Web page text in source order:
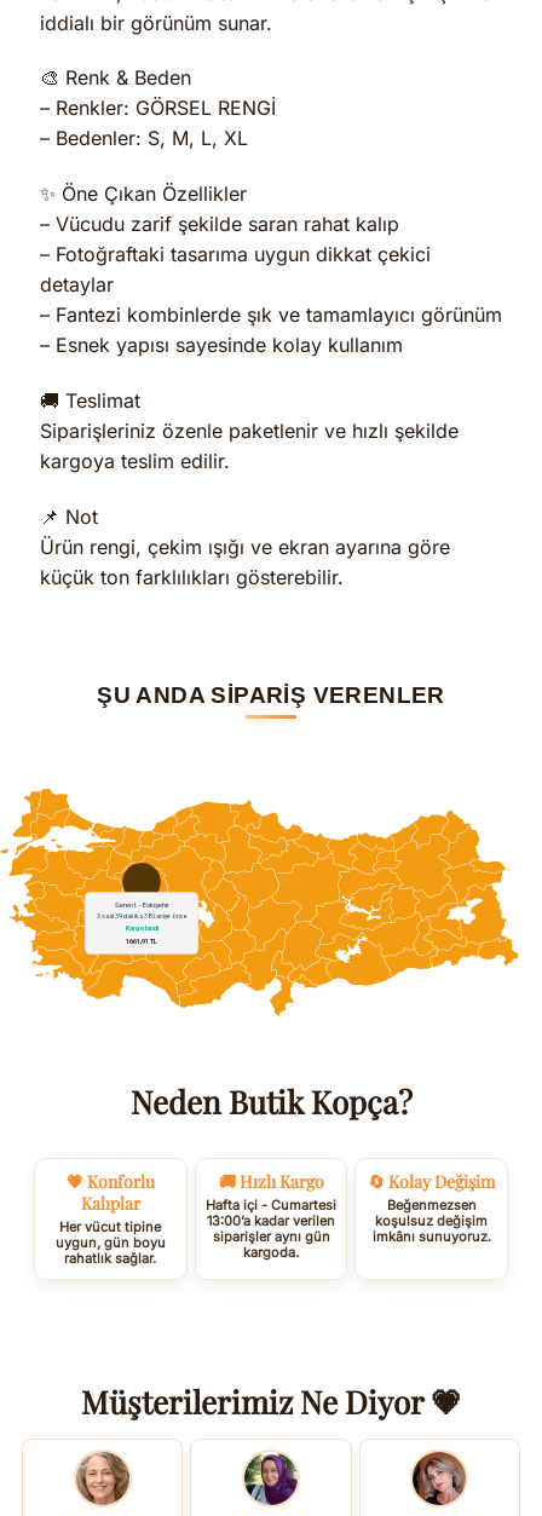
iddialı bir görünüm sunar.
🎨 Renk & Beden
– Renkler: GÖRSEL RENGİ
– Bedenler: S, M, L, XL
✨ Öne Çıkan Özellikler
– Vücudu zarif şekilde saran rahat kalıp
– Fotoğraftaki tasarıma uygun dikkat çekici
detaylar
– Fantezi kombinlerde şık ve tamamlayıcı görünüm
– Esnek yapısı sayesinde kolay kullanım
🚚 Teslimat
Siparişleriniz özenle paketlenir ve hızlı şekilde
kargoya teslim edilir.
📌 Not
Ürün rengi, çekim ışığı ve ekran ayarına göre
küçük ton farklılıkları gösterebilir.
ŞU ANDA SİPARİŞ VERENLER
Neden Butik Kopça?
💗 Konforlu
Kalıplar
Her vücut tipine
uygun, gün boyu
rahatlık sağlar.
🚚 Hızlı Kargo
Hafta içi - Cumartesi
13:00’a kadar verilen
siparişler aynı gün
kargoda.
🔄 Kolay Değişim
Beğenmezsen
koşulsuz değişim
imkânı sunuyoruz.
Müşterilerimiz Ne Diyor 💗